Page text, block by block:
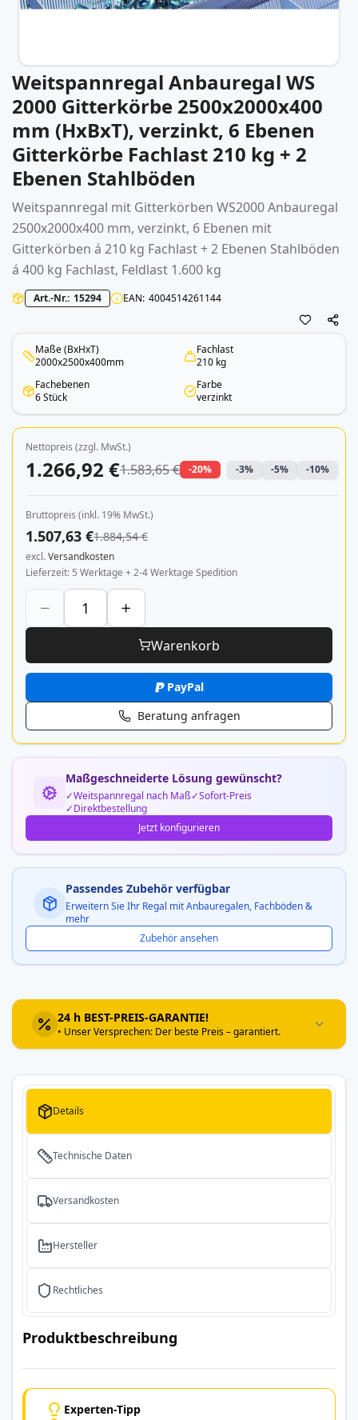
Zum
Anfang
der
Bildergalerie
springen
Weitspannregal Anbauregal WS
2000 Gitterkörbe 2500x2000x400
mm (HxBxT), verzinkt, 6 Ebenen
Gitterkörbe Fachlast 210 kg + 2
Ebenen Stahlböden
Weitspannregal mit Gitterkörben WS2000 Anbauregal
2500x2000x400 mm, verzinkt, 6 Ebenen mit
Gitterkörben á 210 kg Fachlast + 2 Ebenen Stahlböden
á 400 kg Fachlast, Feldlast 1.600 kg
Art.-Nr. 15294 EAN 4004514261144
Maße (BxHxT)
2000x2500x400mm
Fachlast
210 kg
Fachebenen
6 Stück
Farbe
verzinkt
Nettopreis (zzgl. MwSt.)
1.266,92 €1.583,65 € -20% -3% -5% -10%
Bruttopreis (inkl. 19% MwSt.)
1.507,63 €1.884,54 €
excl.Versandkosten
Lieferzeit 5 Werktage + 2-4 Werktage Spedition
Warenkorb
PayPal
Beratung anfragen
Maßgeschneiderte Lösung gewünscht?
Weitspannregal nach Maß
Sofort-Preis
Direktbestellung
Jetzt konfigurieren
Passendes Zubehör verfügbar
Erweitern Sie Ihr Regal mit Anbauregalen, Fachböden &
mehr
Zubehör ansehen
24 h BEST-PREIS-GARANTIE!
• Unser Versprechen: Der beste Preis – garantiert.
Details
Technische Daten
Versandkosten
Hersteller
Rechtliches
Produktbeschreibung
Experten-Tipp